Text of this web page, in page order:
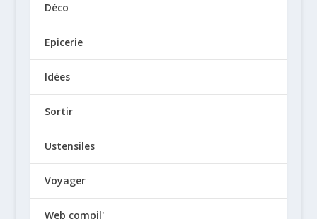
Déco
Epicerie
Idées
Sortir
Ustensiles
Voyager
Web compil'